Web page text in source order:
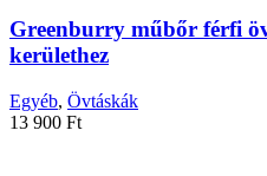
Greenburry műbőr férfi
kerülethez
Egyéb, Övtáskák
13 900 Ft